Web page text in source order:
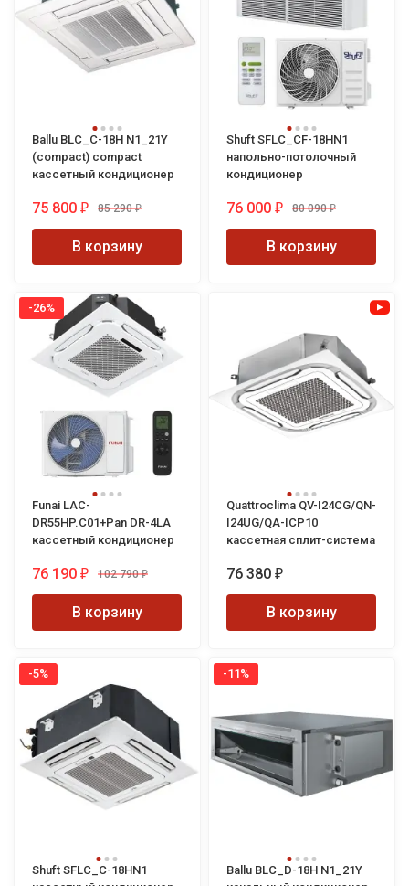
Ballu BLC_C-18H N1_21Y
(compact) compact
кассетный кондиционер
75 800 ₽ 85 290 ₽
В корзину
Shuft SFLC_CF-18HN1
напольно-потолочный
кондиционер
76 000 ₽ 80 090 ₽
В корзину
-26%
Funai LAC-
DR55HP.C01+Pan DR-4LA
кассетный кондиционер
76 190 ₽ 102 790 ₽
В корзину
Quattroclima QV-I24CG/QN-
I24UG/QA-ICP10
кассетная сплит-система
76 380 ₽
В корзину
-5%
Shuft SFLC_C-18HN1
-11%
Ballu BLC_D-18H N1_21Y